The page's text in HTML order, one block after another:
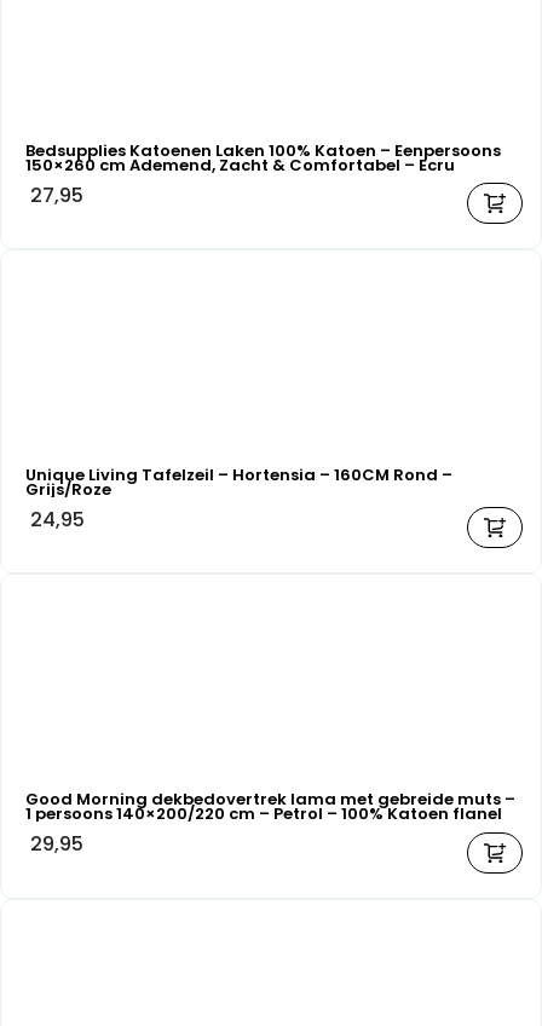
Bedsupplies Katoenen Laken 100% Katoen – Eenpersoons
150×260 cm Ademend, Zacht & Comfortabel – Ecru
27,95
Unique Living Tafelzeil – Hortensia – 160CM Rond –
Grijs/Roze
24,95
Good Morning dekbedovertrek lama met gebreide muts –
1 persoons 140×200/220 cm – Petrol – 100% Katoen flanel
29,95